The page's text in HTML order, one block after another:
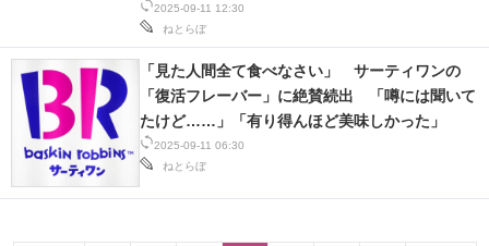
2025-09-11 12:30
ねとらぼ
2025-09-11 06:30
ねとらぼ
「見た人間全て食べなさい」 サーティワンの
「復活フレーバー」に絶賛続出 「噂には聞いて
たけど……」「有り得んほど美味しかった」